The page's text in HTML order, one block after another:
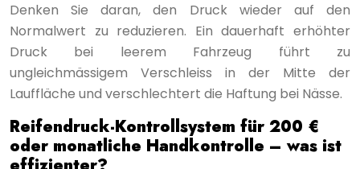
Denken Sie daran, den Druck wieder auf den
Normalwert zu reduzieren. Ein dauerhaft erhöhter
Druck bei leerem Fahrzeug führt zu
ungleichmässigem Verschleiss in der Mitte der
Lauffläche und verschlechtert die Haftung bei Nässe.
Reifendruck-Kontrollsystem für 200 €
oder monatliche Handkontrolle – was ist